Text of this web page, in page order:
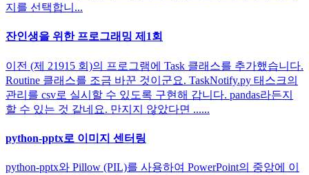
지를 선택합니...
잔인생을 위한 프로그래밍 제1회
이전 (제 21915 회)의 프로그램에 Task 클래스를 추가했습니다.
Routine 클래스를 조금 바꾼 것이군요. TaskNotify.py 태스크의
관리를 csv로 실시할 수 있도록 구현해 갑니다. pandas라든지
할 수 있는 것 같네요. 만지지 않았다면 ......
python-pptx로 이미지 센터링
python-pptx와 Pillow (PIL)를 사용하여 PowerPoint의 중앙에 이